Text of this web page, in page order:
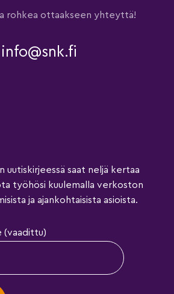
rohkea ottaakseen yhteyttä!
info@snk.fi
uutiskirjeessä saat neljä kertaa
työhösi kuulemalla verkoston
ja ajankohtaisista asioista.
(vaadittu)